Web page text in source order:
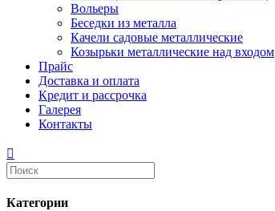
Вольеры
Беседки из металла
Качели садовые металлические
Козырьки металлические над входом
Прайс
Доставка и оплата
Кредит и рассрочка
Галерея
Контакты
Категории